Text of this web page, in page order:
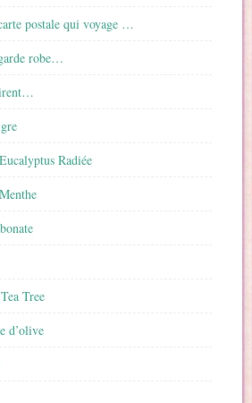
postale qui voyage …
robe…
Radiée
Tree
d’olive